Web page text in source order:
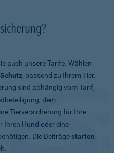
auch unsere Tarife. Wählen
, passend zu Ihrem Tier.
sind abhängig vom Tarif,
dem
Tierversicherung für Ihre
Ihren Hund oder eine
Die Beiträgestarten